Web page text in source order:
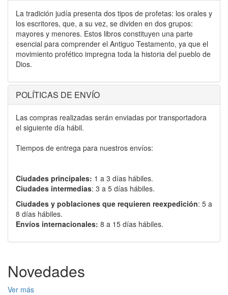
La tradición judía presenta dos tipos de profetas: los orales y
los escritores, que, a su vez, se dividen en dos grupos:
mayores y menores. Estos libros constituyen una parte
esencial para comprender el Antiguo Testamento, ya que el
movimiento profético impregna toda la historia del pueblo de
Dios.
POLÍTICAS DE ENVÍO
Las compras realizadas serán enviadas por transportadora
el siguiente día hábil.
Tiempos de entrega para nuestros envíos:
Ciudades principales: 1 a 3 días hábiles.
Ciudades intermedias: 3 a 5 días hábiles.
Ciudades y poblaciones que requieren reexpedición: 5 a
8 días hábiles.
Envíos internacionales: 8 a 15 días hábiles.
Novedades
Ver más